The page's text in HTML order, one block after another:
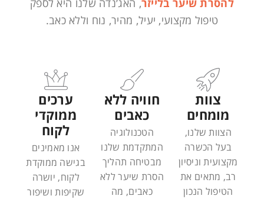
להסרת שיער בלייזר, האג’נדה שלנו היא לספק
טיפול מקצועי, יעיל, מהיר, נוח וללא כאב.
צוות
מומחים
הצוות שלנו,
בעל הכשרה
מקצועית וניסיון
רב, מתאים את
הטיפול הנכון
חוויה ללא
כאבים
הטכנולוגיה
המתקדמת שלנו
מבטיחה תהליך
הסרת שיער ללא
כאבים, מה
ערכים
ממוקדי
לקוח
אנו מאמינים
בגישה ממוקדת
לקוח, יושרה
שקיפות ושיפור